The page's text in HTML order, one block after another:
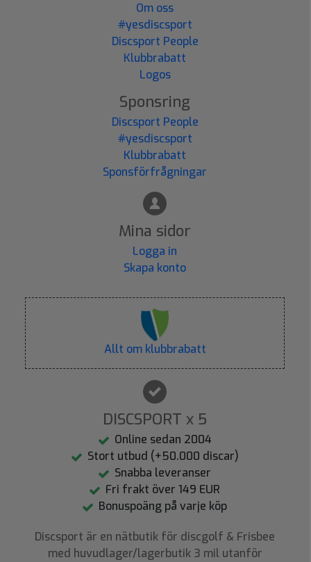
Om oss
#yesdiscsport
Discsport People
Klubbrabatt
Logos
Sponsring
Discsport People
#yesdiscsport
Klubbrabatt
Sponsförfrågningar
Mina sidor
Logga in
Skapa konto
Allt om klubbrabatt
DISCSPORT x 5
Online sedan 2004
Stort utbud (+50.000 discar)
Snabba leveranser
Fri frakt över 149 EUR
Bonuspoäng på varje köp
Discsport är en nätbutik för discgolf & Frisbee
med huvudlager/lagerbutik 3 mil utanför